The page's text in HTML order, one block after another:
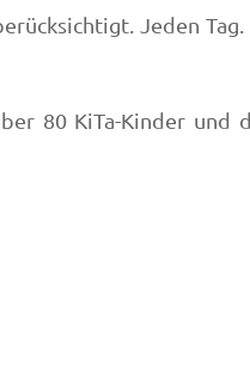
Jeden Tag.
80 KiTa-Kinder